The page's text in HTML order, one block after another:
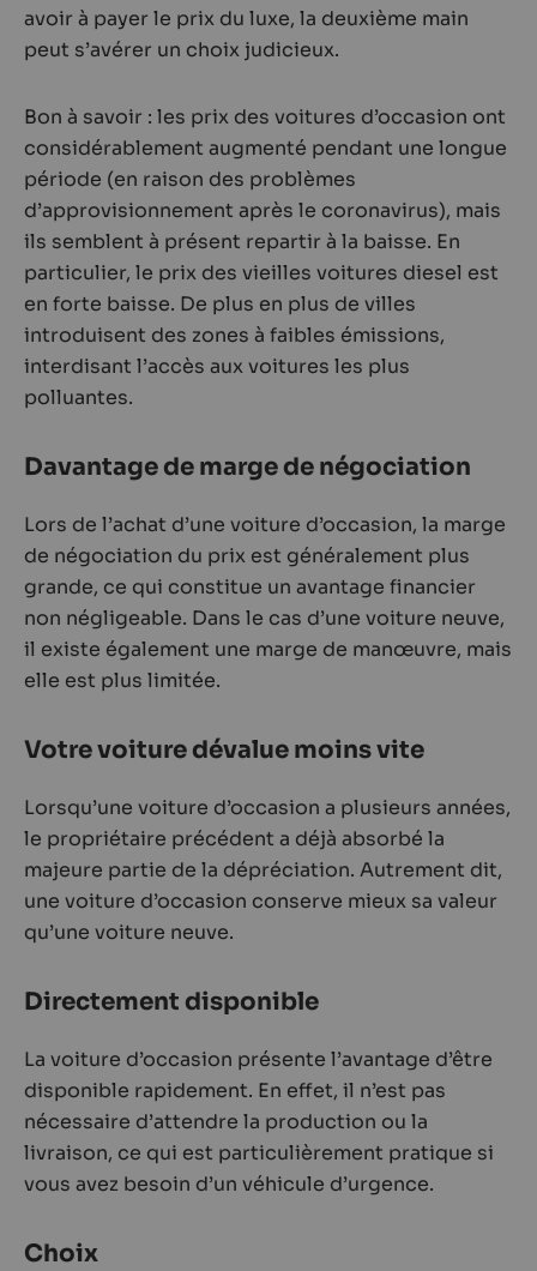
avoir à payer le prix du luxe, la deuxième main
peut s’avérer un choix judicieux.
Bon à savoir : les prix des voitures d’occasion ont
considérablement augmenté pendant une longue
période (en raison des problèmes
d’approvisionnement après le coronavirus), mais
ils semblent à présent repartir à la baisse. En
particulier, le prix des vieilles voitures diesel est
en forte baisse. De plus en plus de villes
introduisent des zones à faibles émissions,
interdisant l’accès aux voitures les plus
polluantes.
Davantage de marge de négociation
Lors de l’achat d’une voiture d’occasion, la marge
de négociation du prix est généralement plus
grande, ce qui constitue un avantage financier
non négligeable. Dans le cas d’une voiture neuve,
il existe également une marge de manœuvre, mais
elle est plus limitée.
Votre voiture dévalue moins vite
Lorsqu’une voiture d’occasion a plusieurs années,
le propriétaire précédent a déjà absorbé la
majeure partie de la dépréciation. Autrement dit,
une voiture d’occasion conserve mieux sa valeur
qu’une voiture neuve.
Directement disponible
La voiture d’occasion présente l’avantage d’être
disponible rapidement. En effet, il n’est pas
nécessaire d’attendre la production ou la
livraison, ce qui est particulièrement pratique si
vous avez besoin d’un véhicule d’urgence.
Choix